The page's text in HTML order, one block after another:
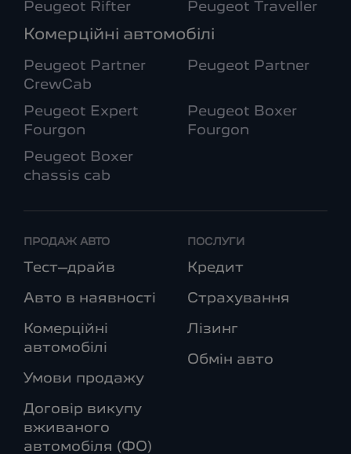
Peugeot Rifter Peugeot Traveller
Комерційні автомобілі
Peugeot Partner
CrewCab
Peugeot Partner
Peugeot Expert
Fourgon
Peugeot Boxer
Fourgon
Peugeot Boxer
chassis cab
ПРОДАЖ АВТО
Тест–драйв
Авто в наявності
Комерційні
автомобілі
Умови продажу
Договір викупу
вживаного
автомобіля (ФО)
ПОСЛУГИ
Кредит
Страхування
Лізинг
Обмін авто